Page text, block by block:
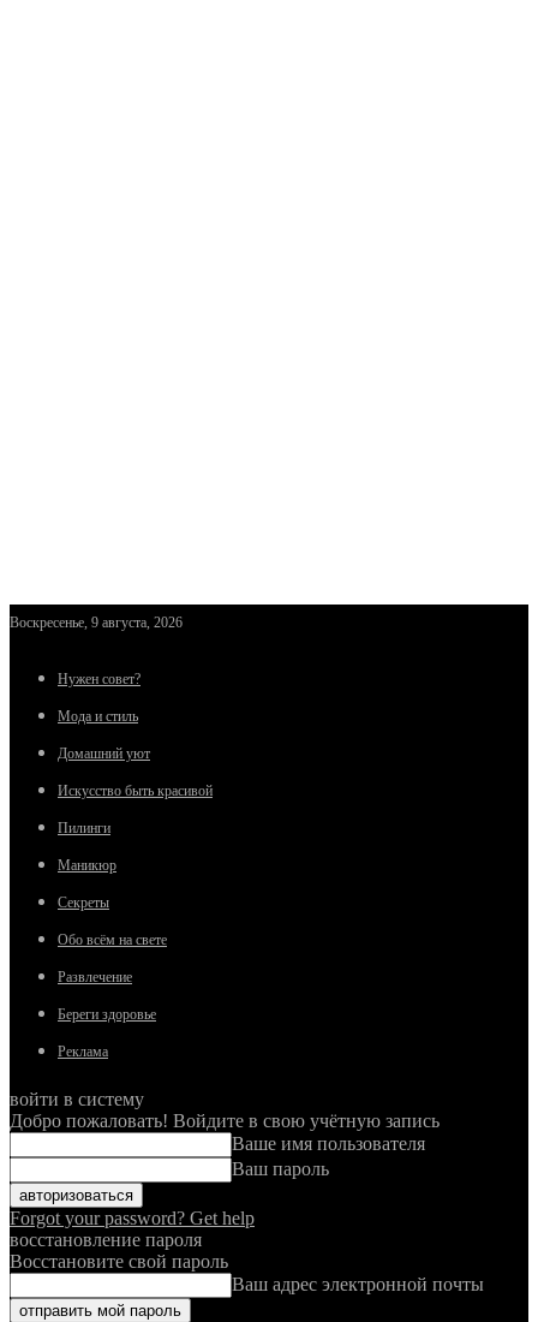
Воскресенье, 9 августа, 2026
Нужен совет?
Мода и стиль
Домашний уют
Искусство быть красивой
Пилинги
Маникюр
Секреты
Обо всём на свете
Развлечение
Береги здоровье
Реклама
войти в систему
Добро пожаловать! Войдите в свою учётную запись
Ваше имя пользователя
Ваш пароль
Forgot your password? Get help
восстановление пароля
Восстановите свой пароль
Ваш адрес электронной почты